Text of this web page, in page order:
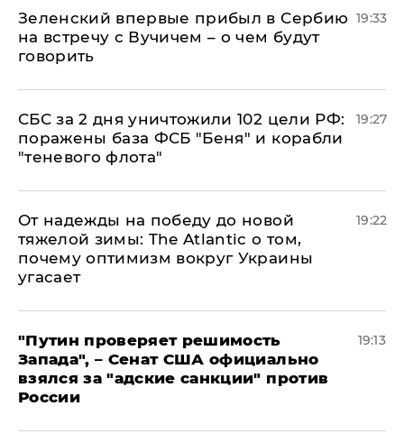
Зеленский впервые прибыл в Сербию
на встречу с Вучичем – о чем будут
говорить
19:33
СБС за 2 дня уничтожили 102 цели РФ:
поражены база ФСБ "Беня" и корабли
"теневого флота"
19:27
От надежды на победу до новой
тяжелой зимы: The Atlantic о том,
почему оптимизм вокруг Украины
угасает
19:22
"Путин проверяет решимость
Запада", – Сенат США официально
взялся за "адские санкции" против
России
19:13